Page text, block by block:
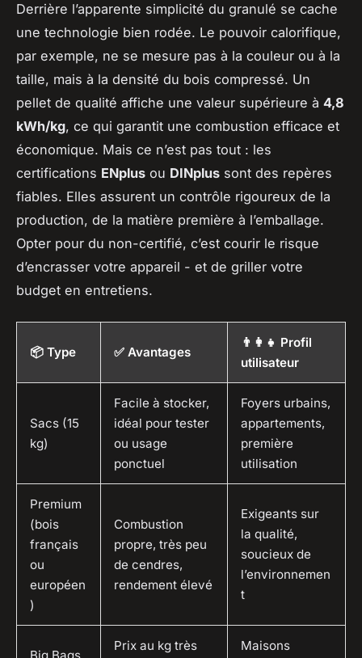
Derrière l’apparente simplicité du granulé se cache
une technologie bien rodée. Le pouvoir calorifique,
par exemple, ne se mesure pas à la couleur ou à la
taille, mais à la densité du bois compressé. Un
pellet de qualité affiche une valeur supérieure à 4,8
kWh/kg, ce qui garantit une combustion efficace et
économique. Mais ce n’est pas tout : les
certifications ENplus ou DINplus sont des repères
fiables. Elles assurent un contrôle rigoureux de la
production, de la matière première à l’emballage.
Opter pour du non-certifié, c’est courir le risque
d’encrasser votre appareil - et de griller votre
budget en entretiens.
📦 Type ✅ Avantages
👨‍👩‍👧 Profil
utilisateur
Sacs (15
kg)
Facile à stocker,
idéal pour tester
ou usage
ponctuel
Foyers urbains,
appartements,
première
utilisation
Premium
(bois
français
ou
européen
)
Combustion
propre, très peu
de cendres,
rendement élevé
Exigeants sur
la qualité,
soucieux de
l’environnemen
t
Prix au kg très Maisons